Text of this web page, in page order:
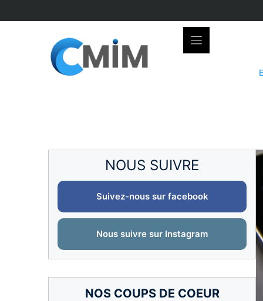
to
NOUS SUIVRE
Suivez-nous sur facebook
Nous suivre sur Instagram
NOS COUPS DE COEUR